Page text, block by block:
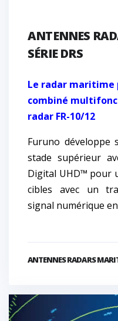
ANTENNES
SÉRIE DRS
Le radar
combiné
radar FR-10/12
Furuno développe
stade supérieur
Digital UHD™ pour
cibles avec un
signal numérique
ANTENNES RADARS